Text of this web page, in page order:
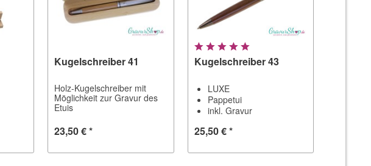
Kugelschreiber 41
Holz-Kugelschreiber mit
Möglichkeit zur Gravur des
Etuis
23,50 € *
Kugelschreiber 43
LUXE
Pappetui
inkl. Gravur
25,50 € *